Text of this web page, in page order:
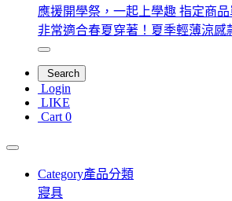
應援開學祭，一起上學趣 指定商品
非常適合春夏穿著！夏季輕薄涼感
Search
Login
LIKE
Cart 0
Category產品分類
寢具